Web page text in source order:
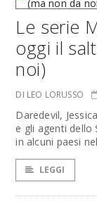
Le serie
oggi il
noi)
DI LEO LORUSSO
Daredevil,
e gli agenti dello
in alcuni paesi
LEGGI